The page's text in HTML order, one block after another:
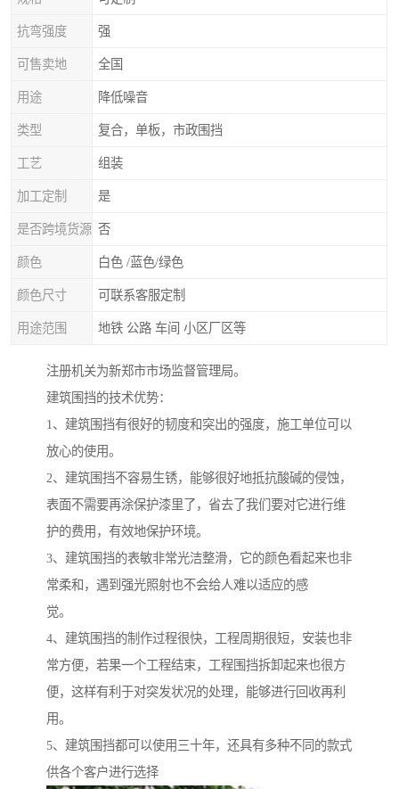
抗弯强度 强
可售卖地 全国
用途 降低噪音
类型 复合，单板，市政围挡
工艺 组装
加工定制 是
是否跨境货源 否
颜色 白色 /蓝色/绿色
颜色尺寸 可联系客服定制
用途范围 地铁 公路 车间 小区厂区等
注册机关为新郑市市场监督管理局。
建筑围挡的技术优势：
1、建筑围挡有很好的韧度和突出的强度，施工单位可以
放心的使用。
2、建筑围挡不容易生锈，能够很好地抵抗酸碱的侵蚀，
表面不需要再涂保护漆里了，省去了我们要对它进行维
护的费用，有效地保护环境。
3、建筑围挡的表敏非常光洁整滑，它的颜色看起来也非
常柔和，遇到强光照射也不会给人难以适应的感
觉。
4、建筑围挡的制作过程很快，工程周期很短，安装也非
常方便，若果一个工程结束，工程围挡拆卸起来也很方
便，这样有利于对突发状况的处理，能够进行回收再利
用。
5、建筑围挡都可以使用三十年，还具有多种不同的款式
供各个客户进行选择